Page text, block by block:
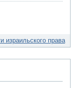
израильского права